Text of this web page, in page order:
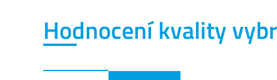
Hodnocení kvality